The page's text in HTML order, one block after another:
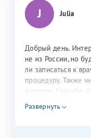
J Julia
Добрый день.
не из России, но
ли записаться к
процедуру. Также
дуостим. Спасибо.
Развернуть